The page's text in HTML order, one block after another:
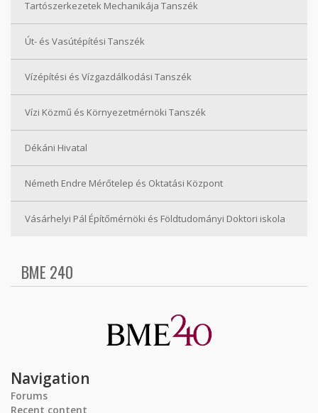
Tartószerkezetek Mechanikája Tanszék
Út- és Vasútépítési Tanszék
Vízépítési és Vízgazdálkodási Tanszék
Vízi Közmű és Környezetmérnöki Tanszék
Dékáni Hivatal
Németh Endre Mérőtelep és Oktatási Központ
Vásárhelyi Pál Építőmérnöki és Földtudományi Doktori iskola
BME 240
Navigation
Forums
Recent content